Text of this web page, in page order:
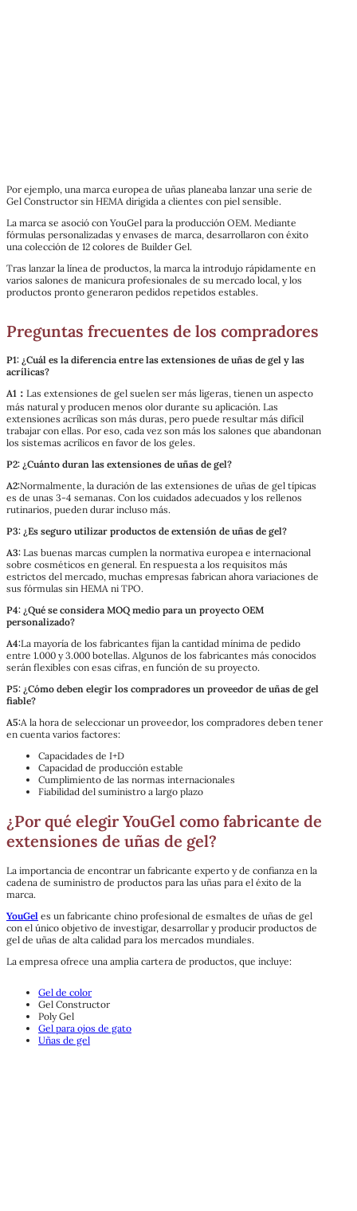
Por ejemplo, una marca europea de uñas planeaba lanzar una serie de
Gel Constructor sin HEMA dirigida a clientes con piel sensible.
La marca se asoció con YouGel para la producción OEM. Mediante
fórmulas personalizadas y envases de marca, desarrollaron con éxito
una colección de 12 colores de Builder Gel.
Tras lanzar la línea de productos, la marca la introdujo rápidamente en
varios salones de manicura profesionales de su mercado local, y los
productos pronto generaron pedidos repetidos estables.
Preguntas frecuentes de los compradores
P1: ¿Cuál es la diferencia entre las extensiones de uñas de gel y las
acrílicas?
A1： Las extensiones de gel suelen ser más ligeras, tienen un aspecto
más natural y producen menos olor durante su aplicación. Las
extensiones acrílicas son más duras, pero puede resultar más difícil
trabajar con ellas. Por eso, cada vez son más los salones que abandonan
los sistemas acrílicos en favor de los geles.
P2: ¿Cuánto duran las extensiones de uñas de gel?
A2:Normalmente, la duración de las extensiones de uñas de gel típicas
es de unas 3-4 semanas. Con los cuidados adecuados y los rellenos
rutinarios, pueden durar incluso más.
P3: ¿Es seguro utilizar productos de extensión de uñas de gel?
A3: Las buenas marcas cumplen la normativa europea e internacional
sobre cosméticos en general. En respuesta a los requisitos más
estrictos del mercado, muchas empresas fabrican ahora variaciones de
sus fórmulas sin HEMA ni TPO.
P4: ¿Qué se considera MOQ medio para un proyecto OEM
personalizado?
A4:La mayoría de los fabricantes fijan la cantidad mínima de pedido
entre 1.000 y 3.000 botellas. Algunos de los fabricantes más conocidos
serán flexibles con esas cifras, en función de su proyecto.
P5: ¿Cómo deben elegir los compradores un proveedor de uñas de gel
fiable?
A5:A la hora de seleccionar un proveedor, los compradores deben tener
en cuenta varios factores:
Capacidades de I+D
Capacidad de producción estable
Cumplimiento de las normas internacionales
Fiabilidad del suministro a largo plazo
¿Por qué elegir YouGel como fabricante de
extensiones de uñas de gel?
La importancia de encontrar un fabricante experto y de confianza en la
cadena de suministro de productos para las uñas para el éxito de la
marca.
YouGel es un fabricante chino profesional de esmaltes de uñas de gel
con el único objetivo de investigar, desarrollar y producir productos de
gel de uñas de alta calidad para los mercados mundiales.
La empresa ofrece una amplia cartera de productos, que incluye:
Gel de color
Gel Constructor
Poly Gel
Gel para ojos de gato
Uñas de gel